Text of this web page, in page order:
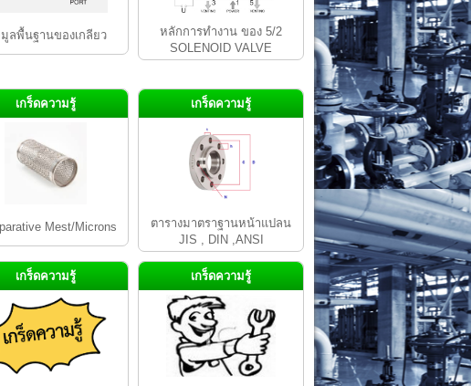
ลพื้นฐานของเกลียว
หลักการทำงาน ของ 5/2
SOLENOID VALVE
เกร็ดความรู้
Mest/Microns
เกร็ดความรู้
ตารางมาตราฐานหน้าแปลน
JIS , DIN ,ANSI
เกร็ดความรู้ เกร็ดความรู้